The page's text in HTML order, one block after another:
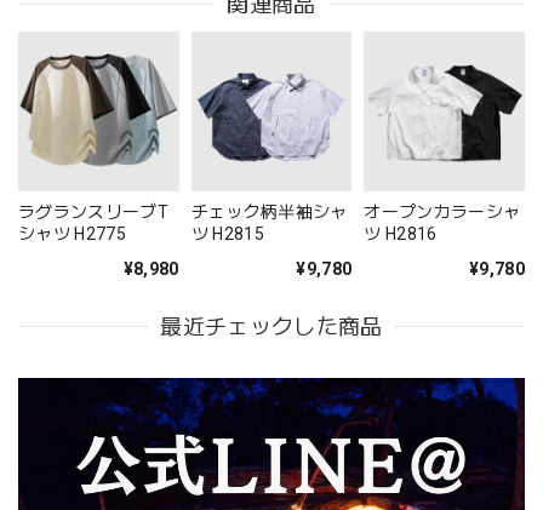
ラグランスリーブT
シャツ H2775
¥8,980
チェック柄半袖シャ
ツ H2815
¥9,780
オープンカラーシャ
ツ H2816
¥9,780
最近チェックした商品